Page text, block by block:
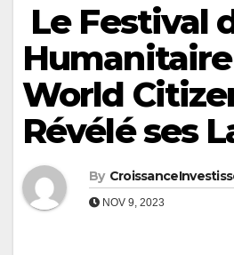
Le Festival
Humanitaire
World
Révélé ses
By
NOV 9, 2023